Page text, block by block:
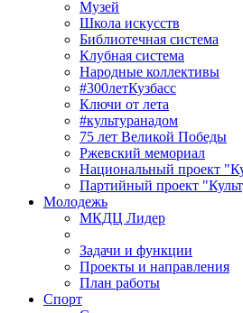
Музей
Школа искусств
Библиотечная система
Клубная система
Народные коллективы
#300летКузбасс
Ключи от лета
#культуранадом
75 лет Великой Победы
Ржевский мемориал
Национальный проект
Партийный проект
Молодежь
МКДЦ Лидер
Задачи и функции
Проекты и направления
План работы
Спорт